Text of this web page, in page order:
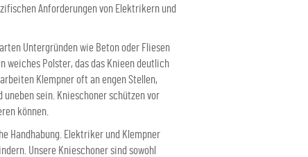
Anforderungen von Elektrikern und
Untergründen wie Beton oder Fliesen
weiches Polster, das das Knieen deutlich
Klempner oft an engen Stellen,
sein. Knieschoner schützen vor
können.
Handhabung. Elektriker und Klempner
Unsere Knieschoner sind sowohl